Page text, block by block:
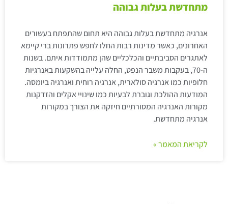
מתחדשת בעלות גבוהה
אנרגיה מתחדשת בעלות גבוהה היא תחום שהתפתח בעשורים
האחרונים, כאשר מדינות רבות החלו לחפש פתרונות ברי קיימא
לאתגרים הסביבתיים והכלכליים שהן מתמודדות איתם. בשנות
ה-70, בעקבות משבר הנפט, החלה עלייה בהשקעות באנרגיות
חלופיות כמו אנרגיה סולארית, אנרגיה רוחית ואנרגיה ביומסה.
המודעות ההולכת וגוברת לבעיות כמו שינויי אקלים והזדקנות
מקורות האנרגיה המסורתיים חיזקה את הצורך במקורות
אנרגיה מתחדשת.
לקריאת המאמר »